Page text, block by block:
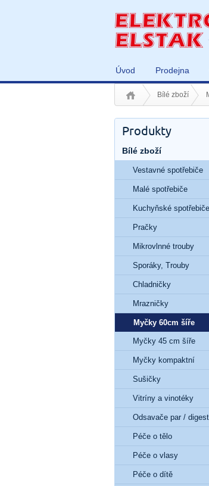
Úvod Prodejna
Bílé zboží
Produkty
Bílé zboží
Vestavné spotřebiče
Malé spotřebiče
Kuchyňské spotřebiče
Pračky
Mikrovlnné trouby
Sporáky, Trouby
Chladničky
Mrazničky
Myčky 60cm šíře
Myčky 45 cm šíře
Myčky kompaktní
Sušičky
Vitríny a vinotéky
Odsavače par /
Péče o tělo
Péče o vlasy
Péče o dítě